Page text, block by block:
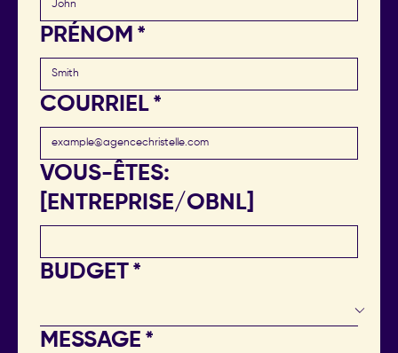
PRÉNOM *
COURRIEL *
VOUS-ÊTES:
[ENTREPRISE/OBNL]
BUDGET *
MESSAGE *